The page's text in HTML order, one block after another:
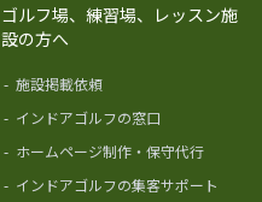
ゴルフ場、練習場、レッスン施
設の方へ
- 施設掲載依頼
- インドアゴルフの窓口
- ホームページ制作・保守代行
- インドアゴルフの集客サポート